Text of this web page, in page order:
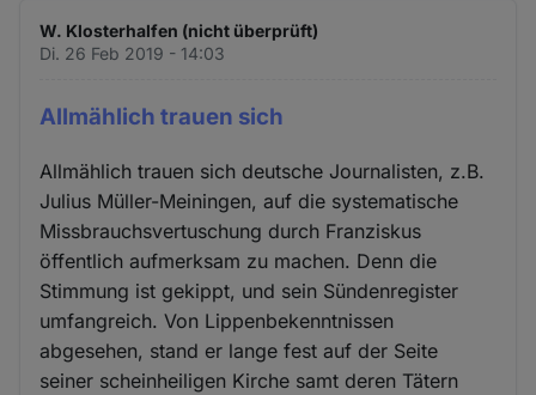
W. Klosterhalfen (nicht überprüft)
Di. 26 Feb 2019 - 14:03
Allmählich trauen sich
Allmählich trauen sich deutsche Journalisten, z.B.
Julius Müller-Meiningen, auf die systematische
Missbrauchsvertuschung durch Franziskus
öffentlich aufmerksam zu machen. Denn die
Stimmung ist gekippt, und sein Sündenregister
umfangreich. Von Lippenbekenntnissen
abgesehen, stand er lange fest auf der Seite
seiner scheinheiligen Kirche samt deren Tätern